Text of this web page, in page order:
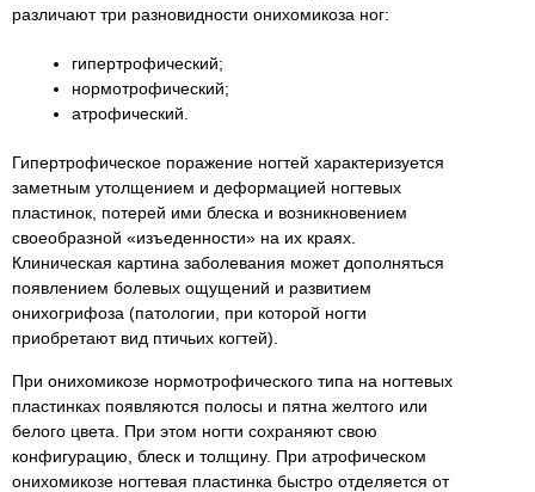
различают три разновидности онихомикоза ног:
гипертрофический;
нормотрофический;
атрофический.
Гипертрофическое поражение ногтей характеризуется
заметным утолщением и деформацией ногтевых
пластинок, потерей ими блеска и возникновением
своеобразной «изъеденности» на их краях.
Клиническая картина заболевания может дополняться
появлением болевых ощущений и развитием
онихогрифоза (патологии, при которой ногти
приобретают вид птичьих когтей).
При онихомикозе нормотрофического типа на ногтевых
пластинках появляются полосы и пятна желтого или
белого цвета. При этом ногти сохраняют свою
конфигурацию, блеск и толщину. При атрофическом
онихомикозе ногтевая пластинка быстро отделяется от